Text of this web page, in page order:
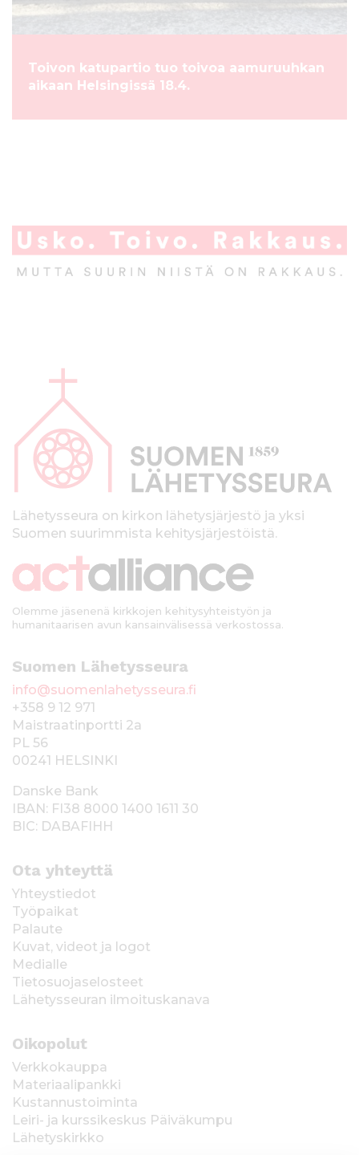
Toivon katupartio tuo toivoa aamuruuhkan
aikaan Helsingissä 18.4.
p
kLähetysseura on kirkon lähetysjärjestö ja yksi
Suomen suurimmista kehitysjärjestöistä.
Olemme jäsenenä kirkkojen kehitysyhteistyön ja
humanitaarisen avun kansainvälisessä verkostossa.
Suomen Lähetysseura
info@suomenlahetysseura.fi
+358 9 12 971
Maistraatinportti 2a
PL 56
00241 HELSINKI
Danske Bank
IBAN: FI38 8000 1400 1611 30
BIC: DABAFIHH
Ota yhteyttä
Yhteystiedot
Työpaikat
Palaute
Kuvat, videot ja logot
Medialle
Tietosuojaselosteet
Lähetysseuran ilmoituskanava
Oikopolut
Verkkokauppa
Materiaalipankki
Kustannustoiminta
Leiri- ja kurssikeskus Päiväkumpu
Lähetyskirkko